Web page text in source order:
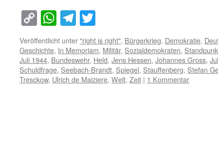
Copy
Link
WhatsApp
Telegram
Veröffentlicht unter"right is right", Bürgerkrieg, Demokratie,
Geschichte, In Memoriam, Militär, Sozialdemokraten,
Juli 1944, Bundeswehr, Held, Jens Hessen, Johannes Gross,
Schuldfrage, Seebach-Brandt, Spiegel, Stauffenberg, Stefan
Tresckow, Ulrich de Maiziere, Welt, Zeit | 1 Kommentar